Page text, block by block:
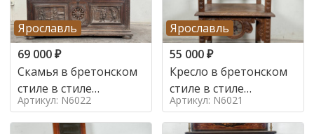
Ярославль
69 000₽
Скамья в бретонском
стиле в стиле
Артикул: N6022
Ярославль
55 000₽
Кресло в бретонском
стиле в стиле
Артикул: N6021